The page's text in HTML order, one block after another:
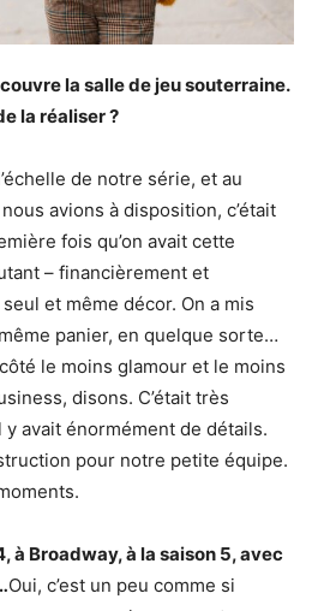
la salle de jeu souterraine.
la réaliser ?
de notre série, et au
avions à disposition, c’était
fois qu’on avait cette
– financièrement et
et même décor. On a mis
panier, en quelque sorte…
le moins glamour et le moins
disons. C’était très
avait énormément de détails.
pour notre petite équipe.
à Broadway, à la saison 5, avec
Oui, c’est un peu comme si